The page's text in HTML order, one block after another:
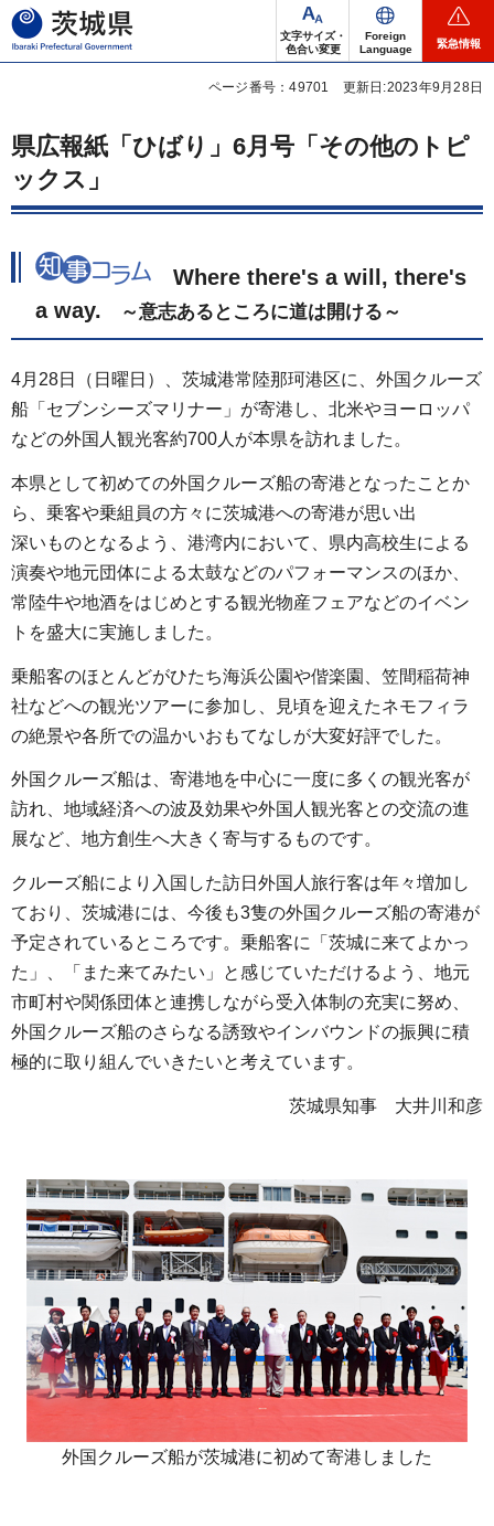
茨城県
文字サイズ・
色合い変更
Foreign
Language
緊急情報
ページ番号：49701 更新日:2023年9月28日
県広報紙「ひばり」6月号「その他のトピ
ックス」
Where there's a will, there's
a way.
～意志あるところに道は開ける～
4月28日（日曜日）、茨城港常陸那珂港区に、外国クルーズ
船「セブンシーズマリナー」が寄港し、北米やヨーロッパ
などの外国人観光客約700人が本県を訪れました。
本県として初めての外国クルーズ船の寄港となったことか
ら、乗客や乗組員の方々に茨城港への寄港が思い出
深いものとなるよう、港湾内において、県内高校生による
演奏や地元団体による太鼓などのパフォーマンスのほか、
常陸牛や地酒をはじめとする観光物産フェアなどのイベン
トを盛大に実施しました。
乗船客のほとんどがひたち海浜公園や偕楽園、笠間稲荷神
社などへの観光ツアーに参加し、見頃を迎えたネモフィラ
の絶景や各所での温かいおもてなしが大変好評でした。
外国クルーズ船は、寄港地を中心に一度に多くの観光客が
訪れ、地域経済への波及効果や外国人観光客との交流の進
展など、地方創生へ大きく寄与するものです。
クルーズ船により入国した訪日外国人旅行客は年々増加し
ており、茨城港には、今後も3隻の外国クルーズ船の寄港が
予定されているところです。乗船客に「茨城に来てよかっ
た」、「また来てみたい」と感じていただけるよう、地元
市町村や関係団体と連携しながら受入体制の充実に努め、
外国クルーズ船のさらなる誘致やインバウンドの振興に積
極的に取り組んでいきたいと考えています。
茨城県知事 大井川 和彦
外国クルーズ船が茨城港に初めて寄港しました